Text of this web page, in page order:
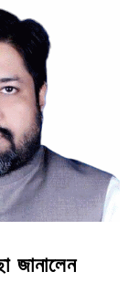
জানালেন